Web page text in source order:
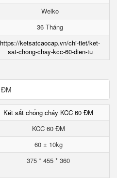
Welko
36 Tháng
https://ketsatcaocap.vn/chi-tiet/ket-
sat-chong-chay-kcc-60-dien-tu
Két sắt chống cháy KCC 60 ĐM
KCC 60 ĐM
60 ± 10kg
375 * 455 * 360